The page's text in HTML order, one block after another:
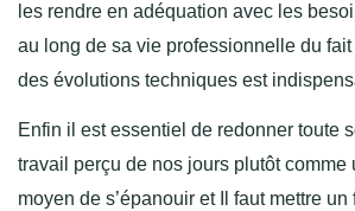
les rendre en adéquation avec les
au long de sa vie professionnelle du fait
des évolutions techniques est
Enfin il est essentiel de redonner toute
travail perçu de nos jours plutôt comme
moyen de s’épanouir et Il faut mettre un